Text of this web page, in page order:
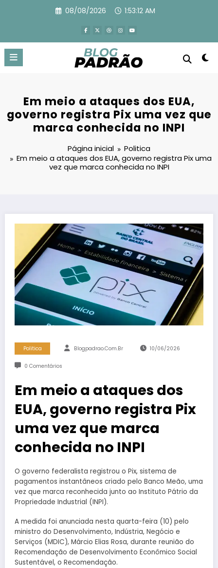
08/08/2026 1:53:13 AM
Em meio a ataques dos EUA,
governo registra Pix uma vez que
marca conhecida no INPI
Página inicial
Politica
Em meio a ataques dos EUA, governo registra Pix uma
vez que marca conhecida no INPI
Politica Blogpadrao.com.br 10/06/2026
0 Comentários
Em meio a ataques dos
EUA, governo registra Pix
uma vez que marca
conhecida no INPI
O governo federalista registrou o Pix, sistema de
pagamentos instantâneos criado pelo Banco Meão, uma
vez que marca reconhecida junto ao Instituto Pátrio da
Propriedade Industrial (INPI).
A medida foi anunciada nesta quarta-feira (10) pelo
ministro do Desenvolvimento, Indústria, Negócio e
Serviços (MDIC), Márcio Elias Rosa, durante reunião do
Recomendação de Desenvolvimento Econômico Social
Sustentável, o Recomendação.